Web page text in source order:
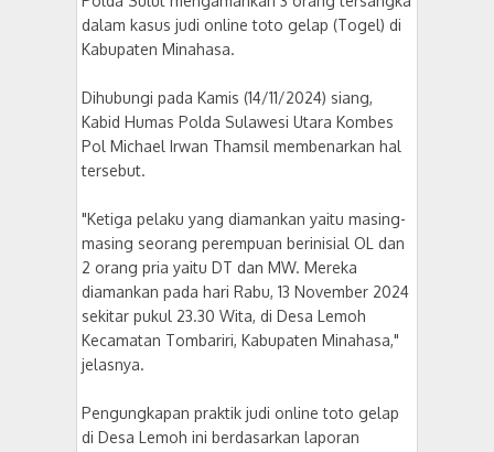
dalam kasus judi online toto gelap (Togel) di
Kabupaten Minahasa.
Dihubungi pada Kamis (14/11/2024) siang,
Kabid Humas Polda Sulawesi Utara Kombes
Pol Michael Irwan Thamsil membenarkan hal
tersebut.
"Ketiga pelaku yang diamankan yaitu masing-
masing seorang perempuan berinisial OL dan
2 orang pria yaitu DT dan MW. Mereka
diamankan pada hari Rabu, 13 November 2024
sekitar pukul 23.30 Wita, di Desa Lemoh
Kecamatan Tombariri, Kabupaten Minahasa,"
jelasnya.
Pengungkapan praktik judi online toto gelap
di Desa Lemoh ini berdasarkan laporan